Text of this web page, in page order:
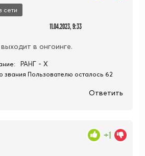
сети
11.04.2023, 9:33
в онгоинге.
РАНГ - X
Пользователю осталось 62
Ответить
+1